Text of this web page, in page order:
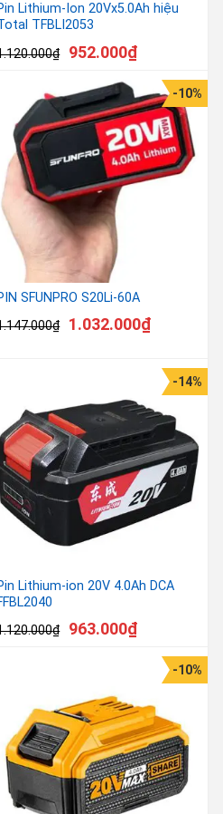
Lithium-Ion 20Vx5.0Ah hiệu
TFBLI2053
₫ 952.000₫
SFUNPRO S20Li-60A
₫
-10%
1.032.000₫
Lithium-ion 20V 4.0Ah DCA
₫
-14%
963.000₫
-10%